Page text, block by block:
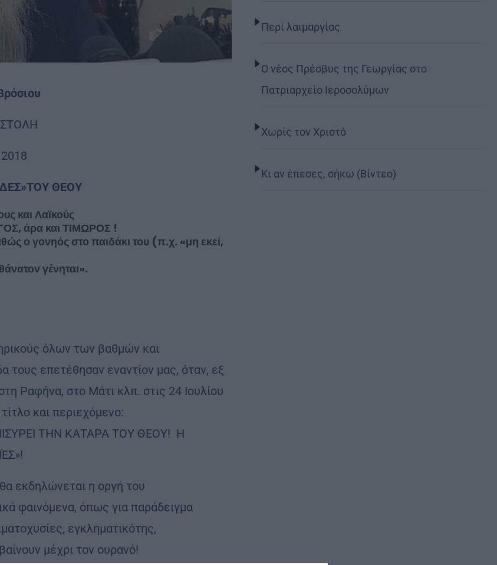
ΘΕΟΥ
και Λαϊκούς
άρα και ΤΙΜΩΡΟΣ !
ο γονηός στο παιδάκι του (π.χ. «μη εκεί,
γένηται».
όλων των βαθμών και
τους επετέθησαν εναντίον μας, όταν, εξ
Ραφήνα, στο Μάτι κλπ. στις 24 Ιουλίου
και περιεχόμενο:
ΤΗΝ ΚΑΤΑΡΑ ΤΟΥ ΘΕΟΥ! Η
εκδηλώνεται η οργή του
φαινόμενα, όπως για παράδειγμα
εγκληματικότης,
μέχρι τον ουρανό!
Περί λαιμαργίας
Ο νέος Πρέσβυς της Γεωργίας στο
Πατριαρχείο Ιεροσολύμων
Χωρίς τον Χριστό
Κι αν έπεσες, σήκω (Βίντεο)